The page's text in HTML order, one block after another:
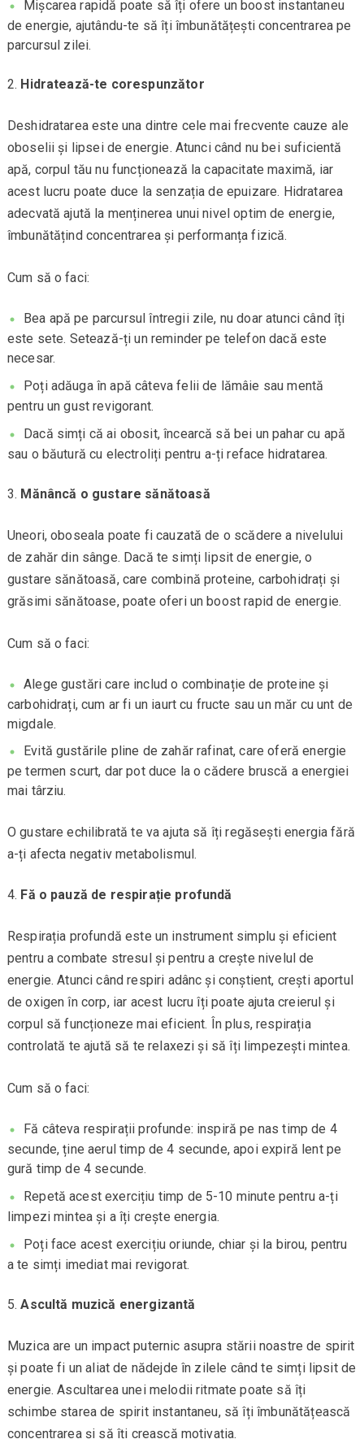
Mișcarea rapidă poate să îți ofere un boost instantaneu
de energie, ajutându-te să îți îmbunătățești concentrarea pe
parcursul zilei.
Hidratează-te corespunzător
Deshidratarea este una dintre cele mai frecvente cauze ale
oboselii și lipsei de energie. Atunci când nu bei suficientă
apă, corpul tău nu funcționează la capacitate maximă, iar
acest lucru poate duce la senzația de epuizare. Hidratarea
adecvată ajută la menținerea unui nivel optim de energie,
îmbunătățind concentrarea și performanța fizică.
Cum să o faci:
Bea apă pe parcursul întregii zile, nu doar atunci când îți
este sete. Setează-ți un reminder pe telefon dacă este
necesar.
Poți adăuga în apă câteva felii de lămâie sau mentă
pentru un gust revigorant.
Dacă simți că ai obosit, încearcă să bei un pahar cu apă
sau o băutură cu electroliți pentru a-ți reface hidratarea.
Mănâncă o gustare sănătoasă
Uneori, oboseala poate fi cauzată de o scădere a nivelului
de zahăr din sânge. Dacă te simți lipsit de energie, o
gustare sănătoasă, care combină proteine, carbohidrați și
grăsimi sănătoase, poate oferi un boost rapid de energie.
Cum să o faci:
Alege gustări care includ o combinație de proteine și
carbohidrați, cum ar fi un iaurt cu fructe sau un măr cu unt de
migdale.
Evită gustările pline de zahăr rafinat, care oferă energie
pe termen scurt, dar pot duce la o cădere bruscă a energiei
mai târziu.
O gustare echilibrată te va ajuta să îți regăsești energia fără
a-ți afecta negativ metabolismul.
Fă o pauză de respirație profundă
Respirația profundă este un instrument simplu și eficient
pentru a combate stresul și pentru a crește nivelul de
energie. Atunci când respiri adânc și conștient, crești aportul
de oxigen în corp, iar acest lucru îți poate ajuta creierul și
corpul să funcționeze mai eficient. În plus, respirația
controlată te ajută să te relaxezi și să îți limpezești mintea.
Cum să o faci:
Fă câteva respirații profunde: inspiră pe nas timp de 4
secunde, ține aerul timp de 4 secunde, apoi expiră lent pe
gură timp de 4 secunde.
Repetă acest exercițiu timp de 5-10 minute pentru a-ți
limpezi mintea și a îți crește energia.
Poți face acest exercițiu oriunde, chiar și la birou, pentru
a te simți imediat mai revigorat.
Ascultă muzică energizantă
Muzica are un impact puternic asupra stării noastre de spirit
și poate fi un aliat de nădejde în zilele când te simți lipsit de
energie. Ascultarea unei melodii ritmate poate să îți
schimbe starea de spirit instantaneu, să îți îmbunătățească
concentrarea și să îți crească motivația.